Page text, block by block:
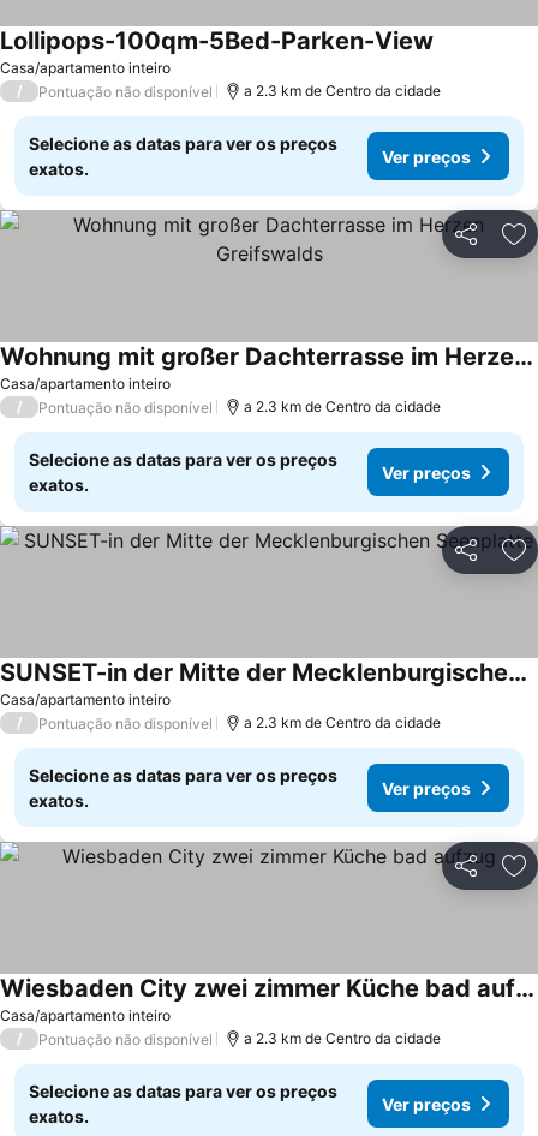
Casa/apartamento inteiro
Lollipops-100qm-5Bed-Parken-View
/ Pontuação não disponível a 2.3 km de Centro da cidade
Selecione as datas para ver os preços
exatos.
Ver preços
Partilhar
Casa/apartamento inteiro
Wohnung mit großer Dachterrasse im Herzen Greifswalds
/ Pontuação não disponível a 2.3 km de Centro da cidade
Selecione as datas para ver os preços
exatos.
Ver preços
Partilhar
Casa/apartamento inteiro
SUNSET-in der Mitte der Mecklenburgischen Seenplatte
/ Pontuação não disponível a 2.3 km de Centro da cidade
Selecione as datas para ver os preços
exatos.
Ver preços
Partilhar
Casa/apartamento inteiro
Wiesbaden City zwei zimmer Küche bad aufzug
/ Pontuação não disponível a 2.3 km de Centro da cidade
Selecione as datas para ver os preços
exatos.
Ver preços